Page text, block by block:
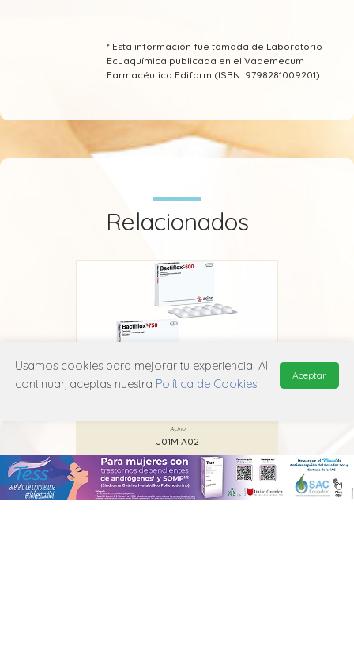
* Esta información fue tomada de Laboratorio
Ecuaquímica publicada en el Vademecum
Farmacéutico Edifarm (ISBN: 9798281009201)
Relacionados
Acino
J01M A02
Usamos cookies para mejorar tu experiencia. Al
continuar, aceptas nuestra Política de Cookies.
Aceptar